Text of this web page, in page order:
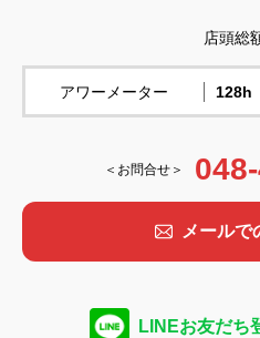
店頭総
アワーメーター 128h
＜お問合せ＞
メールで
LINEお友だち